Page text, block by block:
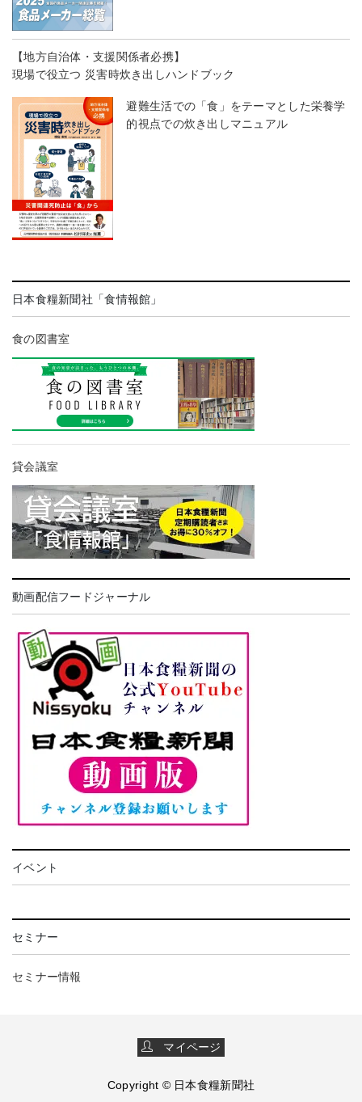
【地方自治体・支援関係者必携】
現場で役立つ 災害時炊き出しハンドブック
避難生活での「食」をテーマとした栄養学
的視点での炊き出しマニュアル
日本食糧新聞社「食情報館」
食の図書室
貸会議室
動画配信フードジャーナル
イベント
セミナー
セミナー情報
マイページ
Copyright © 日本食糧新聞社